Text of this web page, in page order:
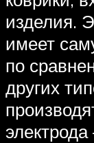
изделия.
имеет
по
других
электрода